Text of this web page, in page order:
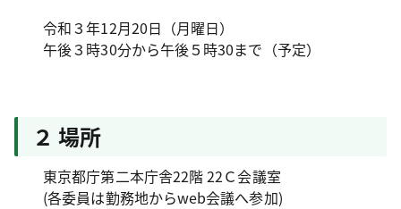
令和３年12月20日（月曜日）
午後３時30分から午後５時30まで（予定）
２ 場所
東京都庁第二本庁舎22階 22Ｃ会議室
(各委員は勤務地からweb会議へ参加)